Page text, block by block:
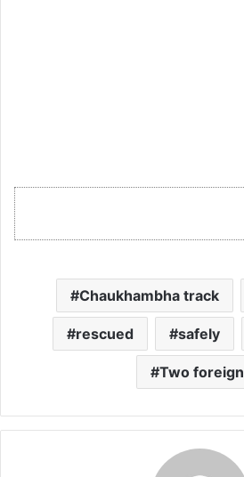
Chaukhambha track
rescued safely
Two foreign